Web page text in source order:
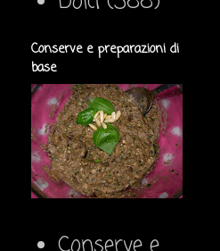
Conserve e preparazioni di
base